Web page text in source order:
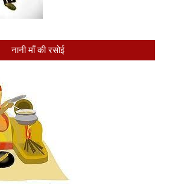
नानी माँ की रसोई